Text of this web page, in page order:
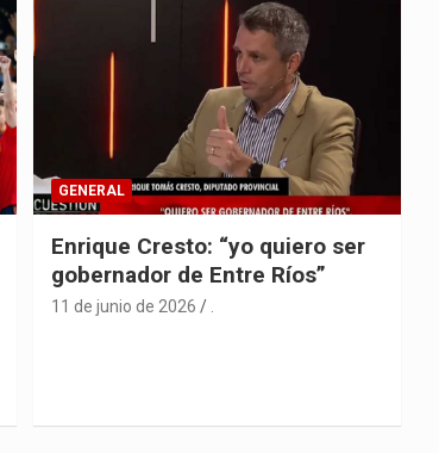
GENERAL
Enrique Cresto: “yo quiero ser
gobernador de Entre Ríos”
11 de junio de 2026